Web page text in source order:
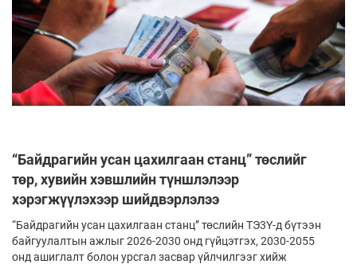
“Байдрагийн усан цахилгаан станц” төслийг
төр, хувийн хэвшлийн түншлэлээр
хэрэгжүүлэхээр шийдвэрлэлээ
“Байдрагийн усан цахилгаан станц” төслийн ТЭ3Ү-д бүтээн
байгуулалтын ажлыг 2026-2030 онд гүйцэтгэх, 2030-2055
онд ашиглалт болон урсгал засвар үйлчилгээг хийж